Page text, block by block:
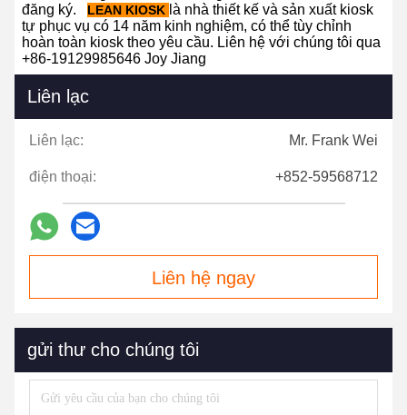
đăng ký.
LEAN KIOSK là nhà thiết kế và sản xuất kiosk
tự phục vụ có 14 năm kinh nghiệm, có thể tùy chỉnh
hoàn toàn kiosk theo yêu cầu. Liên hệ với chúng tôi qua
+86-19129985646 Joy Jiang
Liên lạc
Liên lạc: Mr. Frank Wei
điện thoại: +852-59568712
Liên hệ ngay
gửi thư cho chúng tôi